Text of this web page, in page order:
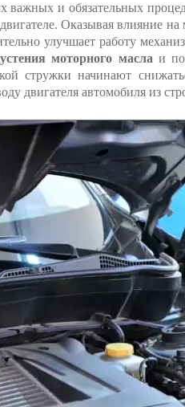
важных и обязательных
Оказывая влияние
улучшает работу
моторного масла и
стружки начинают
двигателя автомобиля из